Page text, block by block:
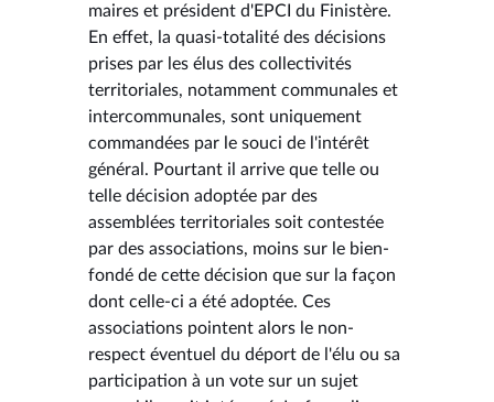
maires et président d'EPCI du Finistère.
En effet, la quasi-totalité des décisions
prises par les élus des collectivités
territoriales, notamment communales et
intercommunales, sont uniquement
commandées par le souci de l'intérêt
général. Pourtant il arrive que telle ou
telle décision adoptée par des
assemblées territoriales soit contestée
par des associations, moins sur le bien-
fondé de cette décision que sur la façon
dont celle-ci a été adoptée. Ces
associations pointent alors le non-
respect éventuel du déport de l'élu ou sa
participation à un vote sur un sujet